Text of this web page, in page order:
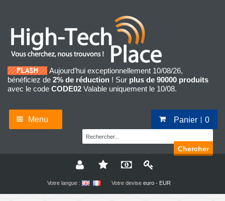
Aujourd’hui exceptionnellement 10/08/26,
bénéficiez de 2% de réduction ! Sur plus de 90000 produits
avec le code CODE02 Valable uniquement le 10/08.
Menu Panier 0
Chercher
Votre langue : Votre devise euro - EUR